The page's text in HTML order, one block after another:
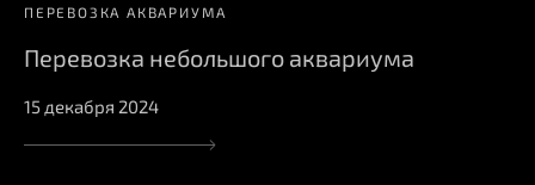
ПЕРЕВОЗКА АКВАРИУМА
Перевозка небольшого аквариума
15 декабря 2024